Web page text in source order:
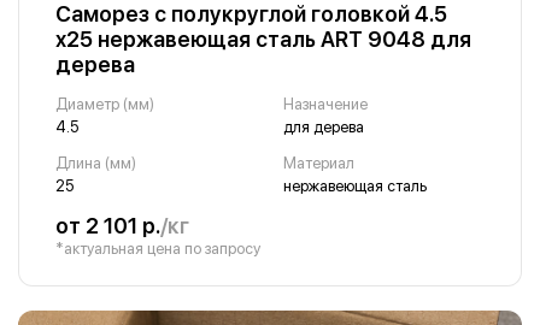
Саморез с полукруглой головкой 4.5
х25 нержавеющая сталь ART 9048 для
дерева
Диаметр (мм)
4.5
Назначение
для дерева
Длина (мм)
25
Материал
нержавеющая сталь
от 2 101 р./кг
*актуальная цена по запросу